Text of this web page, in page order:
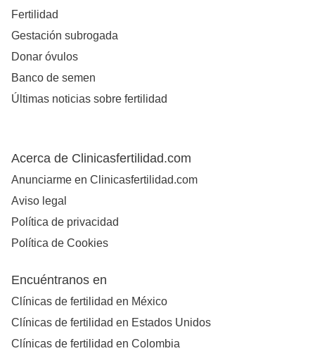
Fertilidad
Gestación subrogada
Donar óvulos
Banco de semen
Últimas noticias sobre fertilidad
Acerca de Clinicasfertilidad.com
Anunciarme en Clinicasfertilidad.com
Aviso legal
Política de privacidad
Política de Cookies
Encuéntranos en
Clínicas de fertilidad en México
Clínicas de fertilidad en Estados Unidos
Clínicas de fertilidad en Colombia